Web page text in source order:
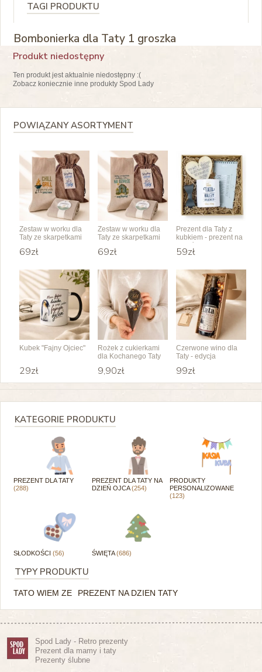
TAGI PRODUKTU
Bombonierka dla Taty 1 groszka
Produkt niedostępny
Ten produkt jest aktualnie niedostępny :(
Zobacz koniecznie inne produkty Spod Lady
POWIĄZANY ASORTYMENT
Zestaw w worku dla
Taty ze skarpetkami
69zł
Zestaw w worku dla
Taty ze skarpetkami
najlepiej"
69zł
Prezent dla Taty z
kubkiem - prezent na
59zł
Kubek "Fajny Ojciec"
29zł
Rożek z cukierkami
dla Kochanego Taty
9,90zł
Czerwone wino dla
Taty - edycja
99zł
KATEGORIE PRODUKTU
PREZENT DLA TATY
(288)
PREZENT DLA TATY NA
DZIEŃ OJCA(254)
PRODUKTY
PERSONALIZOWANE
(123)
SŁODKOŚCI (56) ŚWIĘTA(686)
TYPY PRODUKTU
TATO WIEM ZE PREZENT NA DZIEN TATY
Spod Lady - Retro prezenty
Prezent dla mamy i taty
Prezenty ślubne